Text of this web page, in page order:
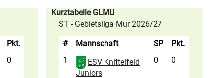
Pkt.
0
Kurztabelle GLMU
ST - Gebietsliga Mur 2026/27
# Mannschaft SP
Pkt.
1
ESV Knittelfeld
Juniors
0 0